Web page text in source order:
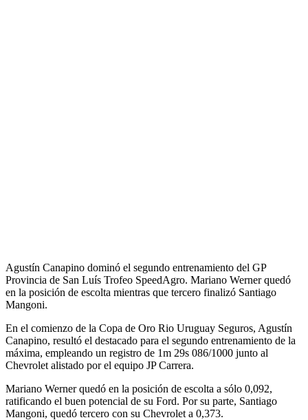
Agustín Canapino dominó el segundo entrenamiento del GP
Provincia de San Luís Trofeo SpeedAgro. Mariano Werner quedó
en la posición de escolta mientras que tercero finalizó Santiago
Mangoni.
En el comienzo de la Copa de Oro Rio Uruguay Seguros, Agustín
Canapino, resultó el destacado para el segundo entrenamiento de la
máxima, empleando un registro de 1m 29s 086/1000 junto al
Chevrolet alistado por el equipo JP Carrera.
Mariano Werner quedó en la posición de escolta a sólo 0,092,
ratificando el buen potencial de su Ford. Por su parte, Santiago
Mangoni, quedó tercero con su Chevrolet a 0,373.